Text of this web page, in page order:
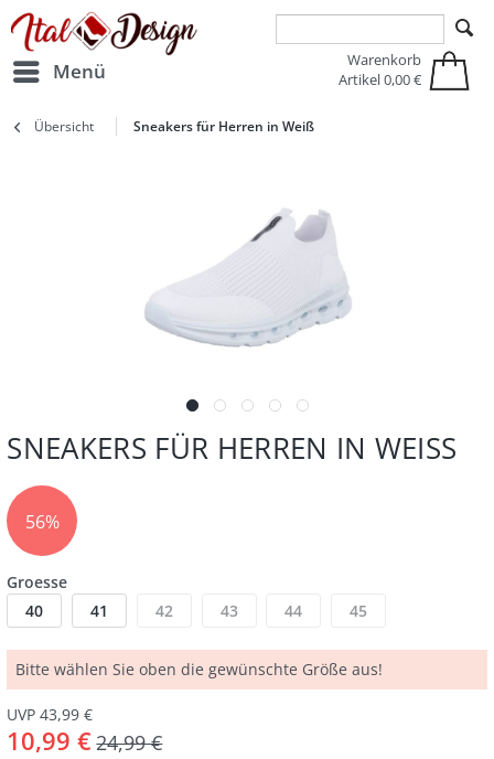
Zur Hauptnavigation springen Zum Hauptinhalt springen
Menü
Warenkorb
Artikel0,00 €
Übersicht Sneakers für Herren in Weiß
SNEAKERS FÜR HERREN IN WEISS
56%
Groesse
40
41 42 43 44 45
Bitte wählen Sie oben die gewünschte Größe aus!
UVP 43,99 €
10,99 € 24,99 €